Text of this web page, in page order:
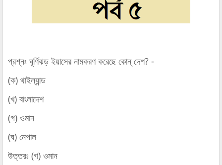
প্রশ্নঃ ঘূর্ণিঝড় ইয়াসের নামকরণ করেছে কোন্‌ দেশ? -
(ক) থাইল্যান্ড
(খ) বাংলাদেশ
(গ) ওমান
(ঘ) নেপাল
উত্তরঃ (গ) ওমান